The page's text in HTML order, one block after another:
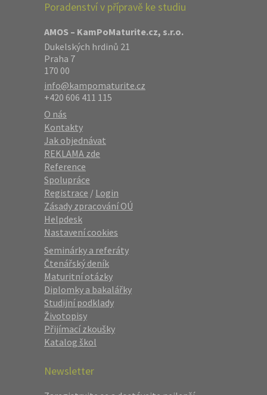
Poradenství v přípravě ke studiu
AMOS – KamPoMaturite.cz, s.r.o.
Dukelských hrdinů 21
Praha 7
170 00
info@kampomaturite.cz
+420 606 411 115
O nás
Kontakty
Jak objednávat
REKLAMA zde
Reference
Spolupráce
Registrace / Login
Zásady zpracování OÚ
Helpdesk
Nastavení cookies
Seminárky a referáty
Čtenářský deník
Maturitní otázky
Diplomky a bakalářky
Studijní podklady
Životopisy
Přijímací zkoušky
Katalog škol
Newsletter